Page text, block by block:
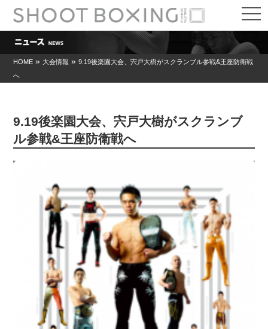
t
o
g
l
e
o
HOME »大会情報 »9.19後楽園大会、宍戸大樹がスクランブル参戦&王座防衛戦
へ
9.19後楽園大会、宍戸大樹がスクランブ
ル参戦&王座防衛戦へ